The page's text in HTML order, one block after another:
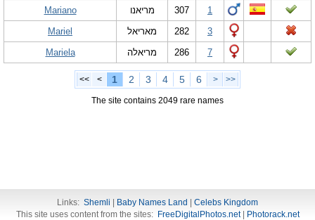
Mariano
מריאנו 307
1
Mariel
מאריאל 282
3
Mariela
מריאלה 286 7
<< < 1 2 3 4 5 6 > >>
The site contains 2049 rare names
Links: Shemli Baby Names Land
Celebs Kingdom
This site uses content from the sites: FreeDigitalPhotos.net| Photorack.net